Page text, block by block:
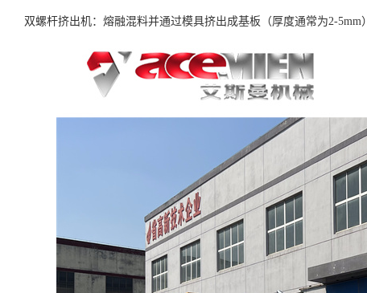
双螺杆挤出机：熔融混料并通过模具挤出成基板（厚度通常为2-5mm